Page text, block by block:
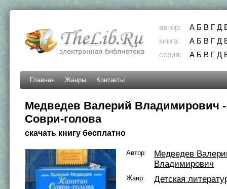
автор: А Б В Г Д
книга:
А Б В Г Д
серия:
А Б В Г Д
Главная Жанры Контакты
Медведев Валерий Владимирович -
Соври-голова
скачать книгу бесплатно
Автор:
Медведев
Владимирович
Жанр:
Детская